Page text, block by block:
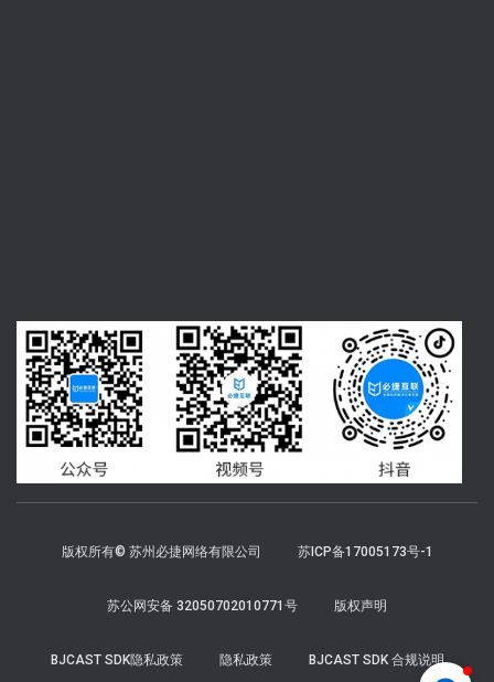
版权所有© 苏州必捷网络有限公司 苏ICP备17005173号-1
苏公网安备 32050702010771号 版权声明
BJCAST SDK隐私政策 隐私政策 BJCAST SDK 合规说明